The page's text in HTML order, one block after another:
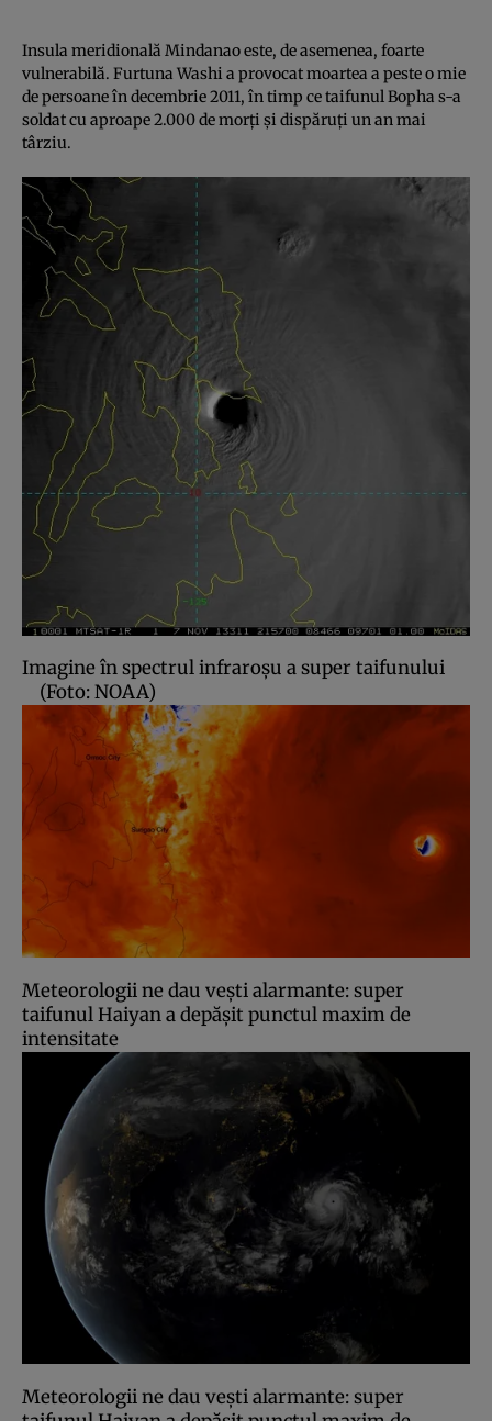
Insula meridională Mindanao este, de asemenea, foarte
vulnerabilă. Furtuna Washi a provocat moartea a peste o mie
de persoane în decembrie 2011, în timp ce taifunul Bopha s-a
soldat cu aproape 2.000 de morţi şi dispăruţi un an mai
târziu.
Imagine în spectrul infraroşu a super taifunului
(Foto: NOAA)
Meteorologii ne dau veşti alarmante: super
taifunul Haiyan a depăşit punctul maxim de
intensitate
Meteorologii ne dau veşti alarmante: super